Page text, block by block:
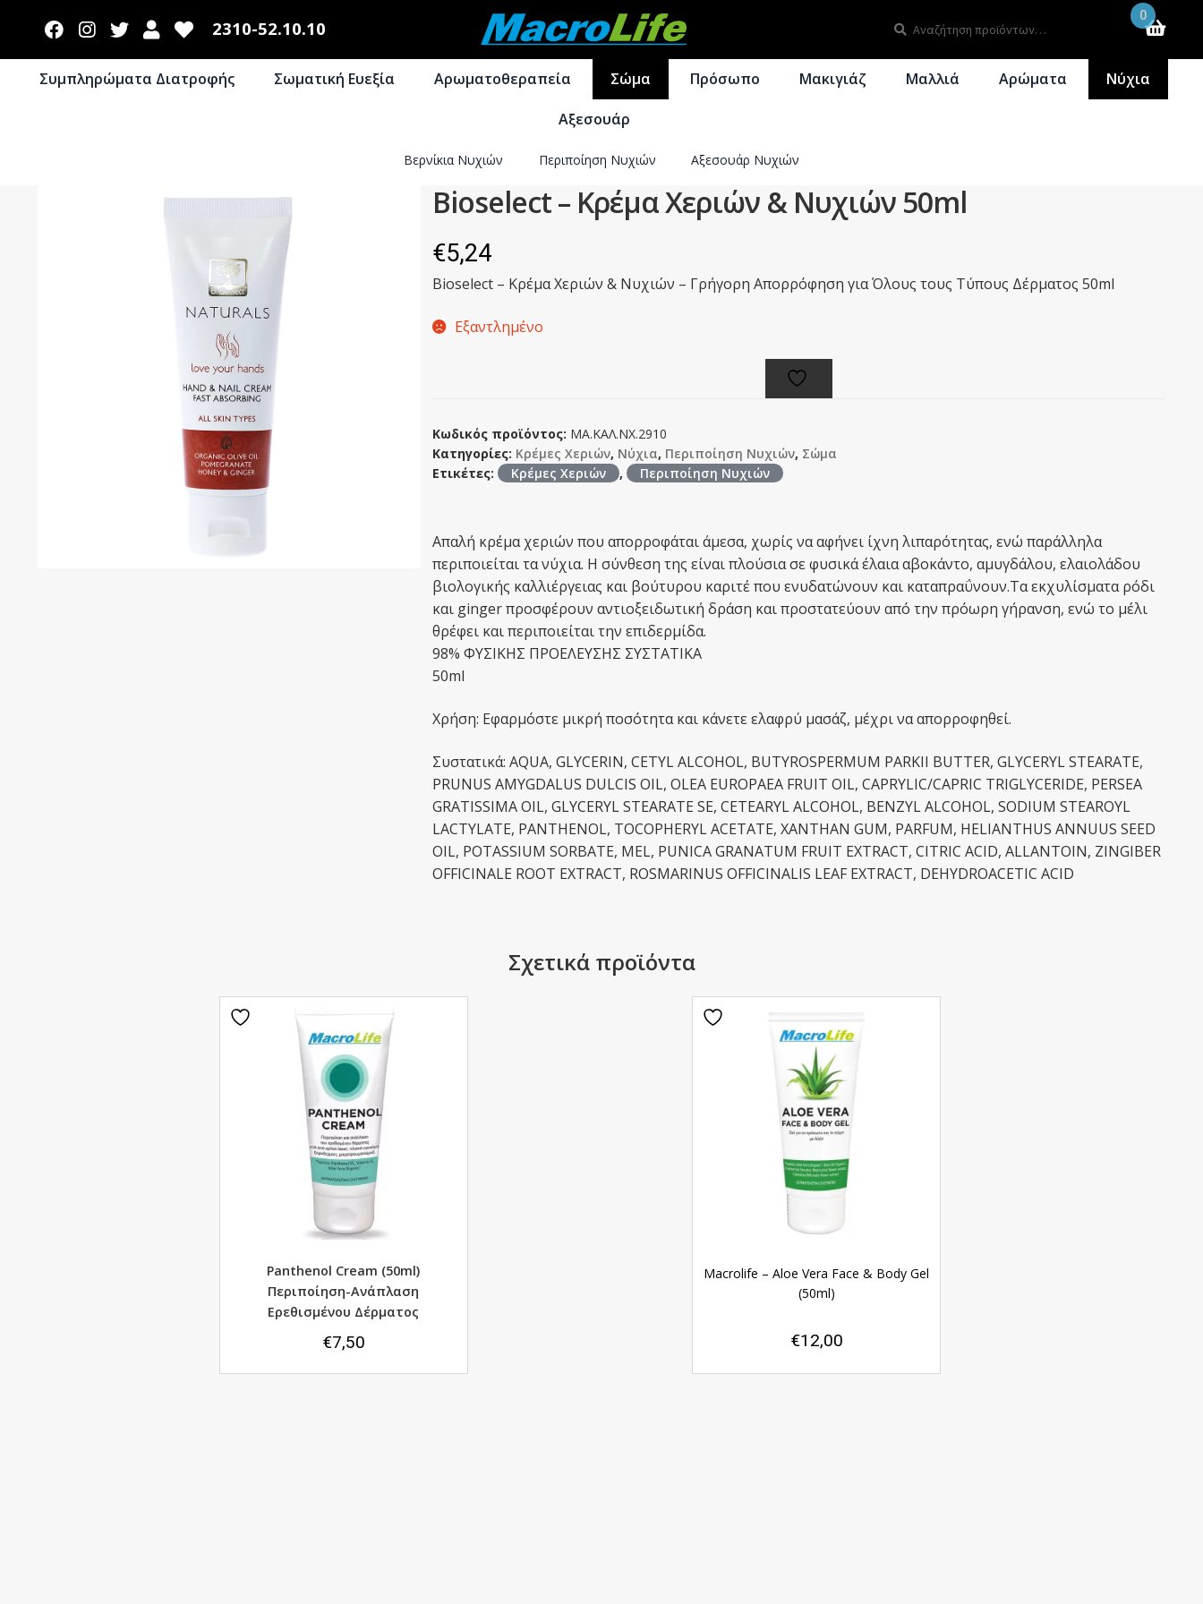
Απευθείας
στην
πλοήγηση
Μετάβαση
περιεχόμενο
2310-52.10.10
για:
0
Συμπληρώματα Διατροφής Σωματική Ευεξία Αρωματοθεραπεία Σώμα
Αντηλιακά Σώματος Αποτρίχωση Καθαρισμός-Ενυδάτωση
Πρόσωπο Μακιγιάζ Μαλλιά Αρώματα Νύχια
Βερνίκια Νυχιών Περιποίηση Νυχιών Αξεσουάρ Νυχιών
Αξεσουάρ
Bioselect – Κρέμα Χεριών & Νυχιών 50ml
€5,24
Bioselect – Κρέμα Χεριών & Νυχιών – Γρήγορη Απορρόφηση για Όλους τους Τύπους Δέρματος 50ml
Εξαντλημένο
Κωδικός προϊόντος: ΜΑ.ΚΑΛ.ΝΧ.2910
Κατηγορίες: Κρέμες Χεριών, Νύχια, Περιποίηση Νυχιών, Σώμα
Ετικέτες:
Κρέμες Χεριών , Περιποίηση Νυχιών
Απαλή κρέμα χεριών που απορροφάται άμεσα, χωρίς να αφήνει ίχνη λιπαρότητας, ενώ παράλληλα
περιποιείται τα νύχια. Η σύνθεση της είναι πλούσια σε φυσικά έλαια αβοκάντο, αμυγδάλου, ελαιολάδου
βιολογικής καλλιέργειας και βούτυρου καριτέ που ενυδατώνουν και καταπραΰνουν.Τα εκχυλίσματα ρόδι
και ginger προσφέρουν αντιοξειδωτική δράση και προστατεύουν από την πρόωρη γήρανση, ενώ το μέλι
θρέφει και περιποιείται την επιδερμίδα.
98% ΦΥΣΙΚΗΣ ΠΡΟΕΛΕΥΣΗΣ ΣΥΣΤΑΤΙΚΑ
50ml
Χρήση: Εφαρμόστε μικρή ποσότητα και κάνετε ελαφρύ μασάζ, μέχρι να απορροφηθεί.
Συστατικά: AQUA, GLYCERIN, CETYL ALCOHOL, BUTYROSPERMUM PARKII BUTTER, GLYCERYL STEARATE,
PRUNUS AMYGDALUS DULCIS OIL, OLEA EUROPAEA FRUIT OIL, CAPRYLIC/CAPRIC TRIGLYCERIDE, PERSEA
GRATISSIMA OIL, GLYCERYL STEARATE SE, CETEARYL ALCOHOL, BENZYL ALCOHOL, SODIUM STEAROYL
LACTYLATE, PANTHENOL, TOCOPHERYL ACETATE, XANTHAN GUM, PARFUM, HELIANTHUS ANNUUS SEED
OIL, POTASSIUM SORBATE, MEL, PUNICA GRANATUM FRUIT EXTRACT, CITRIC ACID, ALLANTOIN, ZINGIBER
OFFICINALE ROOT EXTRACT, ROSMARINUS OFFICINALIS LEAF EXTRACT, DEHYDROACETIC ACID
Σχετικά προϊόντα
Panthenol Cream (50ml)
Περιποίηση-Ανάπλαση
Ερεθισμένου Δέρματος
€7,50
Macrolife – Aloe Vera Face & Body Gel
(50ml)
€12,00